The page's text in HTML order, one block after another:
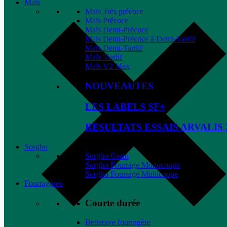
Maïs
Maïs Très précoce
Maïs Précoce
Maïs Demi-Précoce
Maïs Demi-Précoce à Demi-Tardif
Maïs Demi-Tardif
Maïs Tardif
Maïs V2 Max
NOUVEAUTES
LES LABELS SF+
RESULTATS ESSAIS ARVALIS
Sorgho
Sorgho Grain
Sorgho Fourrage Monocoupe
Sorgho Fourrage Multicoupe
Fourragères
Courte durée
Betterave fourragère